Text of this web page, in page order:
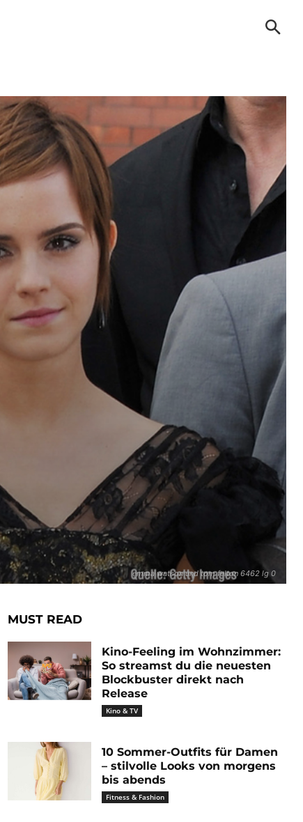
emma watson und tom felton 6462 lg 0
MUST READ
Kino-Feeling im Wohnzimmer:
So streamst du die neuesten
Blockbuster direkt nach
Release
Kino & TV
10 Sommer-Outfits für Damen
– stilvolle Looks von morgens
bis abends
Fitness & Fashion